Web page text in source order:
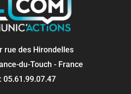
rue des Hirondelles
du-Touch - France
05.61.99.07.47